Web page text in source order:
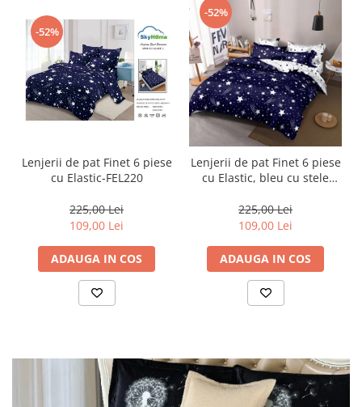
-52%
Lenjerii de pat Finet 6 piese
cu Elastic-FEL220
225,00 Lei
109,00 Lei
ADAUGA IN COS
-52%
Lenjerii de pat Finet 6 piese
cu Elastic, bleu cu stele
225,00 Lei
109,00 Lei
ADAUGA IN COS